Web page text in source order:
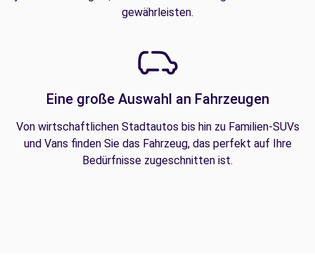
gewährleisten.
Eine große Auswahl an Fahrzeugen
Von wirtschaftlichen Stadtautos bis hin zu Familien-SUVs
und Vans finden Sie das Fahrzeug, das perfekt auf Ihre
Bedürfnisse zugeschnitten ist.